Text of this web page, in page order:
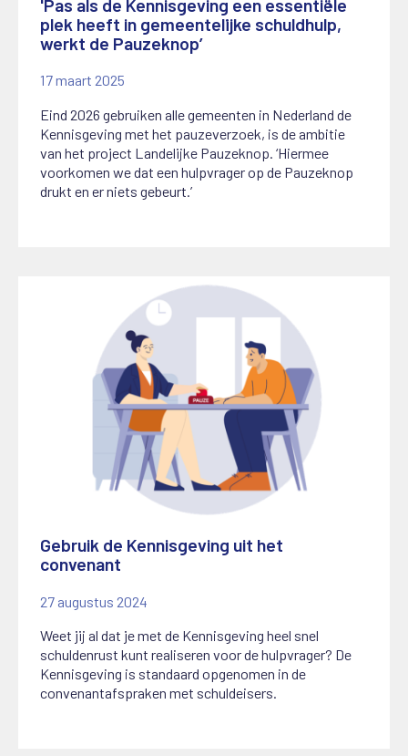
'Pas als de Kennisgeving een essentiële
plek heeft in gemeentelijke schuldhulp,
werkt de Pauzeknop’
17 maart 2025
Eind 2026 gebruiken alle gemeenten in Nederland de
Kennisgeving met het pauzeverzoek, is de ambitie
van het project Landelijke Pauzeknop. ‘Hiermee
voorkomen we dat een hulpvrager op de Pauzeknop
drukt en er niets gebeurt.’
Gebruik de Kennisgeving uit het
convenant
27 augustus 2024
Weet jij al dat je met de Kennisgeving heel snel
schuldenrust kunt realiseren voor de hulpvrager? De
Kennisgeving is standaard opgenomen in de
convenantafspraken met schuldeisers.